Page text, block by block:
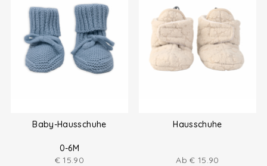
Baby-Hausschuhe
0-6M
€ 15.90
Hausschuhe
Ab€ 15.90